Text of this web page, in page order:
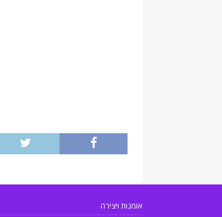
אומנות ויצירה